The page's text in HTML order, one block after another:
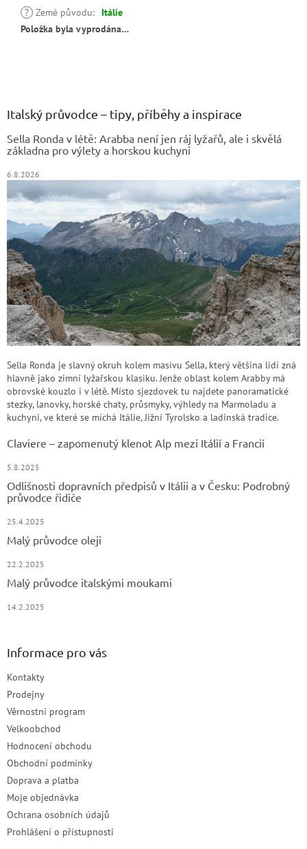
? Země původu:
Itálie
Položka byla vyprodána…
Italský průvodce – tipy, příběhy a inspirace
Sella Ronda v létě: Arabba není jen ráj lyžařů, ale i skvělá
základna pro výlety a horskou kuchyni
6.8.2026
Sella Ronda je slavný okruh kolem masivu Sella, který většina lidí zná
hlavně jako zimní lyžařskou klasiku. Jenže oblast kolem Arabby má
obrovské kouzlo i v létě. Místo sjezdovek tu najdete panoramatické
stezky, lanovky, horské chaty, průsmyky, výhledy na Marmoladu a
kuchyni, ve které se míchá Itálie, Jižní Tyrolsko a ladinská tradice.
Claviere – zapomenutý klenot Alp mezi Itálií a Francií
5.8.2025
Odlišnosti dopravních předpisů v Itálii a v Česku: Podrobný
průvodce řidiče
25.4.2025
Malý průvodce oleji
22.2.2025
Malý průvodce italskými moukami
14.2.2025
Informace pro vás
Kontakty
Prodejny
Věrnostní program
Velkoobchod
Hodnocení obchodu
Obchodní podmínky
Doprava a platba
Moje objednávka
Ochrana osobních údajů
Prohlášení o přístupnosti